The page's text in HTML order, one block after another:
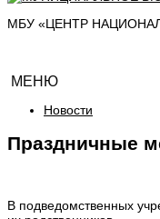
МБУ «ЦЕНТР
МЕНЮ
Новости
Праздничные
В подведомственных